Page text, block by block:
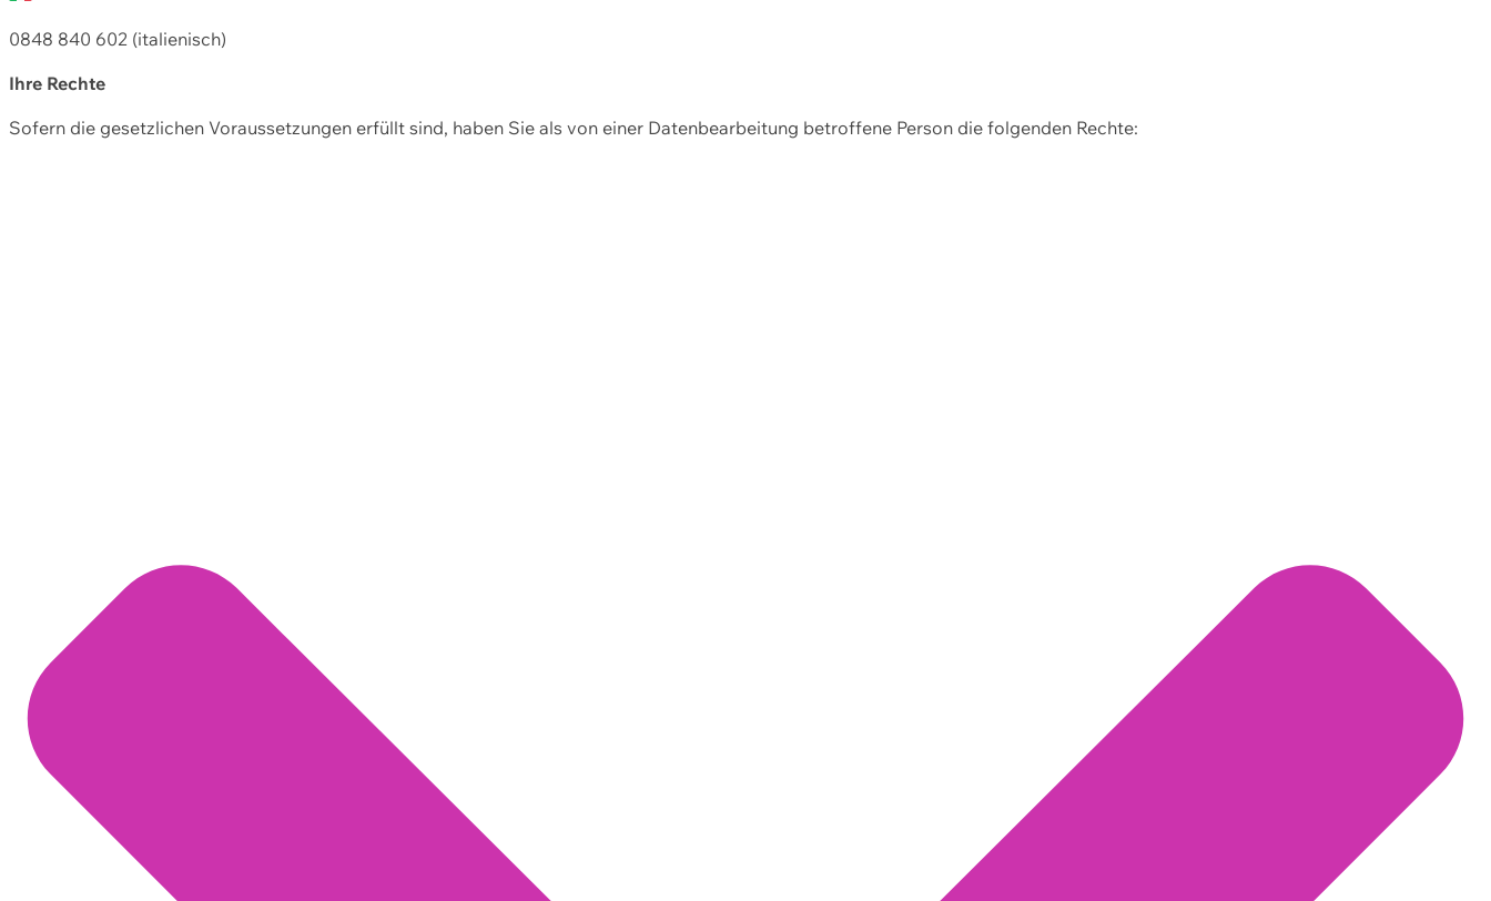
0848 840 602 (italienisch)
Ihre Rechte
Sofern die gesetzlichen Voraussetzungen erfüllt sind, haben Sie als von einer Datenbearbeitung betroffene Person die folgenden Rechte: